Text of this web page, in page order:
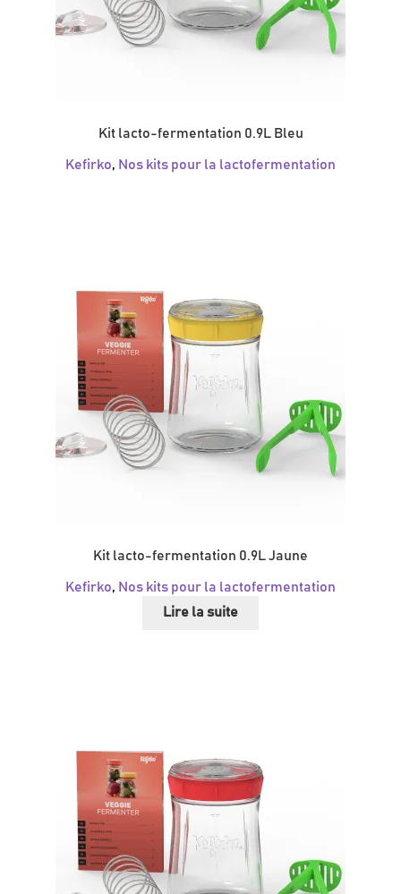
Kit lacto-fermentation 0.9L Bleu
Kefirko, Nos kits pour la lactofermentation
Kit lacto-fermentation 0.9L Jaune
Kefirko, Nos kits pour la lactofermentation
Lire la suite